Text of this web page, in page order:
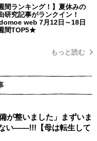
間ランキング！】夏休みの
研究記事がランクイン！
web 7月12日～18日
間TOP5★
もっと読む
が整いました」まずいま
い――!!!【母は転生して